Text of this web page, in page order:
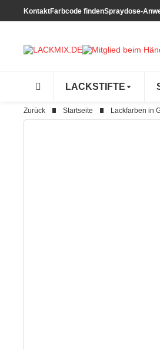
KontaktFarbcode findenSpraydose-
LACKSTIFTE
Zurück Startseite Lackfarben in